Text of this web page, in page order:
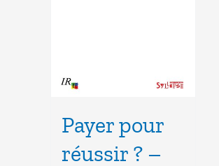
Payer pour
réussir ? –